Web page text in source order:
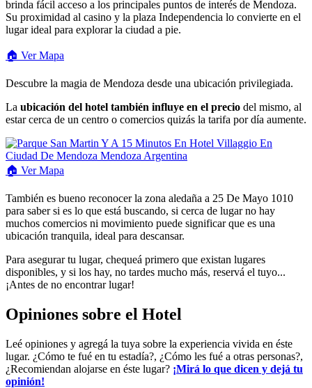
brinda fácil acceso a los principales puntos de interés de Mendoza.
Su proximidad al casino y la plaza Independencia lo convierte en el
lugar ideal para explorar la ciudad a pie.
🏠 Ver Mapa
Descubre la magia de Mendoza desde una ubicación privilegiada.
La ubicación del hotel también influye en el precio del mismo, al
estar cerca de un centro o comercios quizás la tarifa por día aumente.
🏠 VerMapa
También es bueno reconocer la zona aledaña a 25 De Mayo 1010
para saber si es lo que está buscando, si cerca de lugar no hay
muchos comercios ni movimiento puede significar que es una
ubicación tranquila, ideal para descansar.
Para asegurar tu lugar, chequeá primero que existan lugares
disponibles, y si los hay, no tardes mucho más, reservá el tuyo...
¡Antes de no encontrar lugar!
Opiniones sobre el Hotel
Leé opiniones y agregá la tuya sobre la experiencia vivida en éste
lugar. ¿Cómo te fué en tu estadía?, ¿Cómo les fué a otras personas?,
¿Recomiendan alojarse en éste lugar? ¡Mirá lo que dicen y dejá tu
opinión!